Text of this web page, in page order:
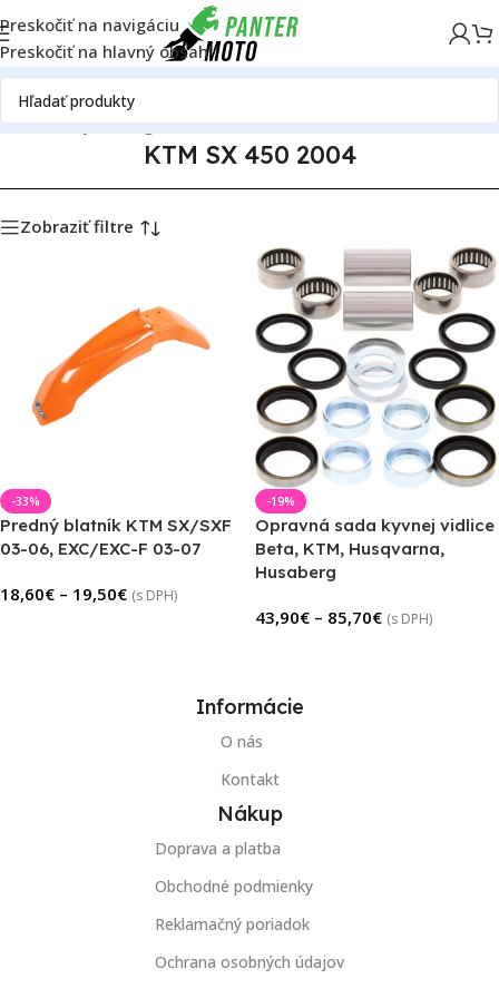
Preskočiť na navigáciu
Preskočiť na hlavný obsah
dielyKatalóg motoriekKTMKTM SX 450KTM SX 450 2004
KTM SX 450 2004
Zobraziť filtre
-33%
Predný blatník KTM SX/SXF
03-06, EXC/EXC-F 03-07
18,60€ – 19,50€ (s DPH)
-19%
Opravná sada kyvnej vidlice
Beta, KTM, Husqvarna,
Husaberg
43,90€ – 85,70€ (s DPH)
Informácie
O nás
Kontakt
Nákup
Doprava a platba
Obchodné podmienky
Reklamačný poriadok
Ochrana osobných údajov